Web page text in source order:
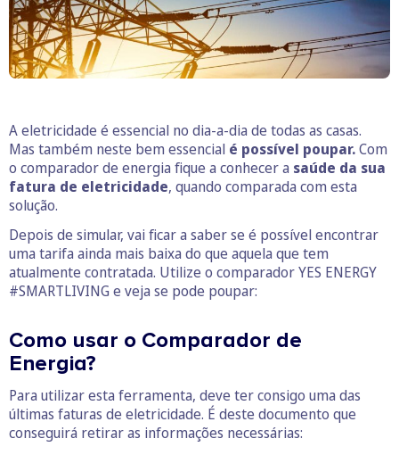
A eletricidade é essencial no dia-a-dia de todas as casas.
Mas também neste bem essencial é possível poupar.Com
o comparador de energia fique a conhecer a saúde da sua
fatura de eletricidade, quando comparada com esta
solução.
Depois de simular, vai ficar a saber se é possível encontrar
uma tarifa ainda mais baixa do que aquela que tem
atualmente contratada. Utilize o comparador YES ENERGY
#SMARTLIVING e veja se pode poupar:
Como usar o Comparador de
Energia?
Para utilizar esta ferramenta, deve ter consigo uma das
últimas faturas de eletricidade. É deste documento que
conseguirá retirar as informações necessárias: